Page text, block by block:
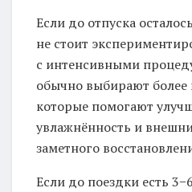
Если до отпуска
не стоит
с интенсивными
обычно выбирают
которые помогают
увлажнённость и
заметного
Если до поездки есть